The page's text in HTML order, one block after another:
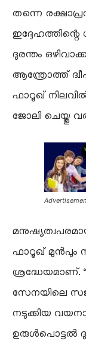
തന്നെ
ദുരന്തം
ആന്ത്രോത്ത്
ഫാറൂഖ് നിലവിൽ
ജോലി ചെയ്തു
ഫാറൂഖ് മുൻപും
ശ്രദ്ധേയമാണ്.
സേനയിലെ
നടുക്കിയ
ഉരുൾപൊട്ടൽ